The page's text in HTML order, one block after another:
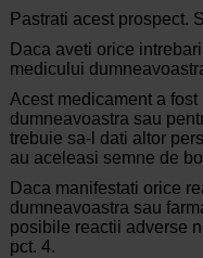
Pastrati acest prospect.
Daca aveti orice
medicului
Acest medicament a
dumneavoastra sau
trebuie sa-l dati altor
au aceleasi semne de
Daca manifestati orice
dumneavoastra sau
posibile reactii adverse
pct. 4.